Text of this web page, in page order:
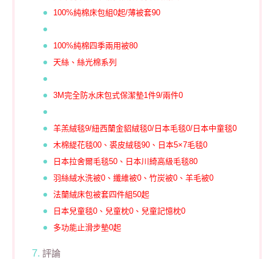
100%純棉床包組0起/薄被套90
100%純棉四季兩用被80
天絲、絲光棉系列
3M完全防水床包式保潔墊1件9/兩件0
羊羔絨毯9/紐西蘭金貂絨毯0/日本毛毯0/日本中童毯0
木棉緹花毯00、裘皮絨毯90、日本5×7毛毯0
日本拉舍爾毛毯50、日本川綺高級毛毯80
羽絲絨水洗被0、纖維被0、竹炭被0、羊毛被0
法蘭絨床包被套四件組50起
日本兒童毯0、兒童枕0、兒童記憶枕0
多功能止滑步墊0起
評論